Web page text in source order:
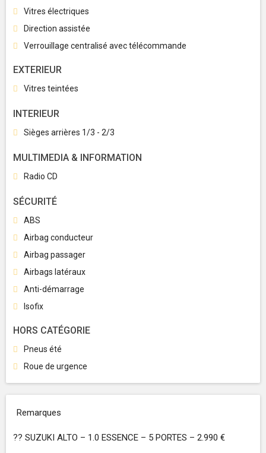
Vitres électriques
Direction assistée
Verrouillage centralisé avec télécommande
EXTERIEUR
Vitres teintées
INTERIEUR
Sièges arrières 1/3 - 2/3
MULTIMEDIA & INFORMATION
Radio CD
SÉCURITÉ
ABS
Airbag conducteur
Airbag passager
Airbags latéraux
Anti-démarrage
Isofix
HORS CATÉGORIE
Pneus été
Roue de urgence
Remarques
?? SUZUKI ALTO – 1.0 ESSENCE – 5 PORTES – 2.990 €